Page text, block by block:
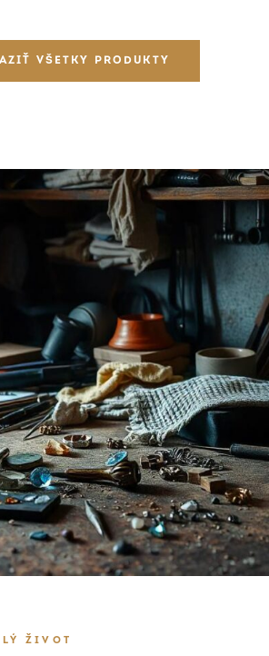
VŠETKY PRODUKTY
ŽIVOT